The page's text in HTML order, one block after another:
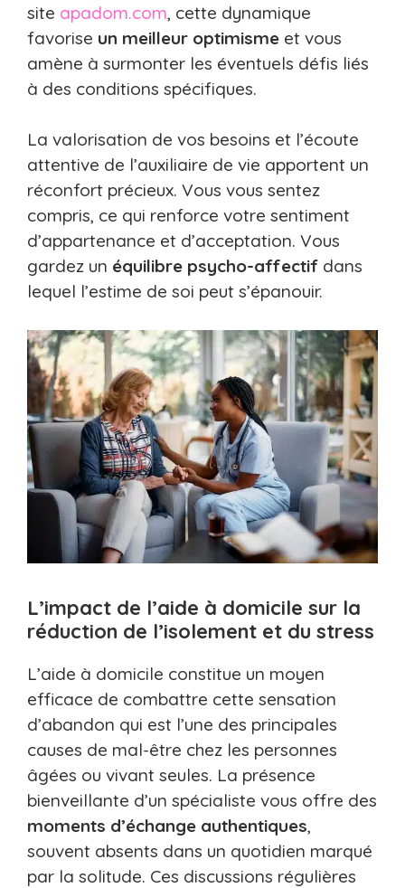
site apadom.com, cette dynamique
favorise un meilleur optimisme et vous
amène à surmonter les éventuels défis liés
à des conditions spécifiques.
La valorisation de vos besoins et l’écoute
attentive de l’auxiliaire de vie apportent un
réconfort précieux. Vous vous sentez
compris, ce qui renforce votre sentiment
d’appartenance et d’acceptation. Vous
gardez un équilibre psycho-affectif dans
lequel l’estime de soi peut s’épanouir.
L’impact de l’aide à domicile sur la
réduction de l’isolement et du stress
L’aide à domicile constitue un moyen
efficace de combattre cette sensation
d’abandon qui est l’une des principales
causes de mal-être chez les personnes
âgées ou vivant seules. La présence
bienveillante d’un spécialiste vous offre des
moments d’échange authentiques,
souvent absents dans un quotidien marqué
par la solitude. Ces discussions régulières